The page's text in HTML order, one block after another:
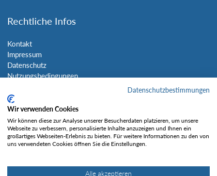
Rechtliche Infos
Kontakt
Impressum
Datenschutz
Nutzungsbedingungen
Social Media
Datenschutzbestimmungen
Wir verwenden Cookies
Wir können diese zur Analyse unserer Besucherdaten platzieren, um unsere
Webseite zu verbessern, personalisierte Inhalte anzuzeigen und Ihnen ein
großartiges Webseiten-Erlebnis zu bieten. Für weitere Informationen zu den von
uns verwendeten Cookies öffnen Sie die Einstellungen.
Alle akzeptieren